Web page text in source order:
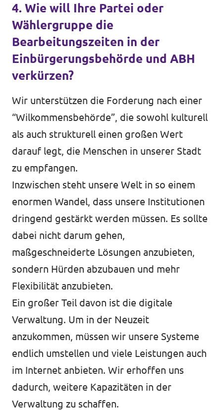
4. Wie will Ihre Partei oder
Wählergruppe die
Bearbeitungszeiten in der
Einbürgerungsbehörde und ABH
verkürzen?
Wir unterstützen die Forderung nach einer
“Wilkommensbehörde”, die sowohl kulturell
als auch strukturell einen großen Wert
darauf legt, die Menschen in unserer Stadt
zu empfangen.
Inzwischen steht unsere Welt in so einem
enormen Wandel, dass unsere Institutionen
dringend gestärkt werden müssen. Es sollte
dabei nicht darum gehen,
maßgeschneiderte Lösungen anzubieten,
sondern Hürden abzubauen und mehr
Flexibilität anzubieten.
Ein großer Teil davon ist die digitale
Verwaltung. Um in der Neuzeit
anzukommen, müssen wir unsere Systeme
endlich umstellen und viele Leistungen auch
im Internet anbieten. Wir erhoffen uns
dadurch, weitere Kapazitäten in der
Verwaltung zu schaffen.